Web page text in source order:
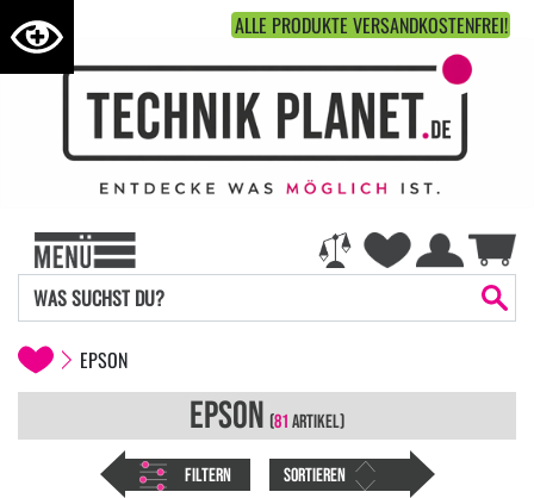
ALLE PRODUKTE VERSANDKOSTENFREI!
EPSON
FILTERN
EPSON (81 ARTIKEL)
SORTIEREN